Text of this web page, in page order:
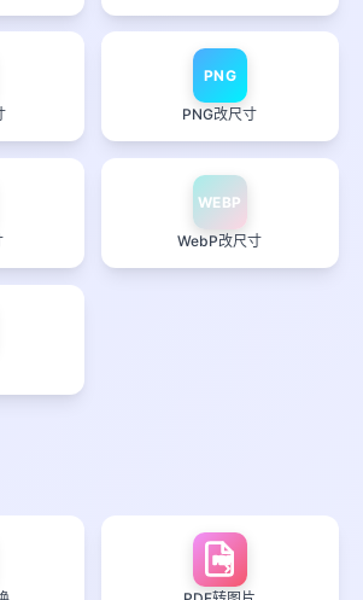
PNG
PNG改尺寸
WEBP
WebP改尺寸
PDF